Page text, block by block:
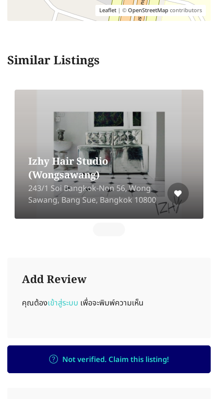
Leaflet | ©OpenStreetMapcontributors
Similar Listings
Izhy Hair Studio
(Wongsawang)
243/1 Soi Bangkok-Non 56, Wong
Sawang, Bang Sue, Bangkok 10800
Add Review
คุณต้องเข้าสู่ระบบ เพื่อจะพิมพ์ความเห็น
Not verified. Claim this listing!